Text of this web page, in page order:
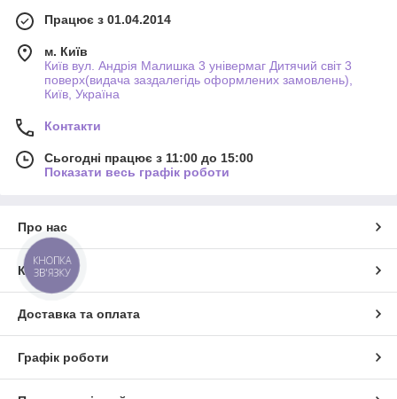
Працює з 01.04.2014
м. Київ
Київ вул. Андрія Малишка 3 універмаг Дитячий світ 3
поверх(видача заздалегідь оформлених замовлень),
Київ, Україна
Контакти
Сьогодні працює з 11:00 до 15:00
Показати весь графік роботи
Про нас
Контакти
Доставка та оплата
Графік роботи
КНОПКА
ЗВ'ЯЗКУ